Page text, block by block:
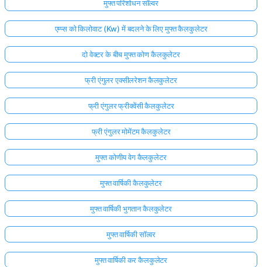
मुफ्त परिशोधन सॉल्वर
एम्प्स को किलोवाट (Kw) में बदलने के लिए मुफ्त कैलकुलेटर
दो वेक्टर के बीच मुफ्त कोण कैलकुलेटर
फ्री एंगुलर एक्सीलरेशन कैलकुलेटर
फ्री एंगुलर फ्रीक्वेंसी कैलकुलेटर
फ्री एंगुलर मोमेंटम कैलकुलेटर
मुफ्त कोणीय वेग कैलकुलेटर
मुफ्त वार्षिकी कैलकुलेटर
मुफ्त वार्षिकी भुगतान कैलकुलेटर
मुफ्त वार्षिकी सॉल्वर
मुफ्त वार्षिकी कर कैलकुलेटर